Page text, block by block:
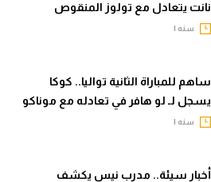
نانت يتعادل مع تولوز المنقوص
سنه |
ساهم للمباراة الثانية تواليا.. كوكا
يسجل لـ لو هافر في تعادله مع موناكو
سنه |
أخبار سيئة.. مدرب نيس يكشف